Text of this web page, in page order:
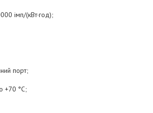
імп/(кВт·год);
порт;
+70 °C;